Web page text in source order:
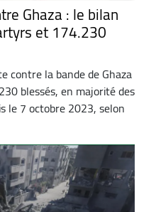
Ghaza : le bilan
et 174.230
contre la bande de Ghaza
blessés, en majorité des
le 7 octobre 2023, selon